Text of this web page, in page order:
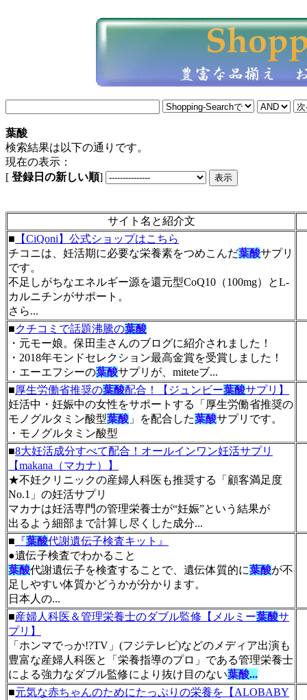
葉酸
検索結果は以下の通りです。
現在の表示：
[ 登録日の新しい順]
サイト名と紹介文
■ 【CiQoni】公式ショップはこちら
チコニは、妊活期に必要な栄養素をつめこんだ葉酸サプリ
です。
不足しがちなエネルギー源を還元型CoQ10（100mg）とL-
カルニチンがサポート。
さら...
■クチコミで話題沸騰の葉酸
・元モー娘。保田圭さんのブログに紹介されました！
・2018年モンドセレクション最高金賞を受賞しました！
・エーエフシーの葉酸サプリが、miteteブ...
■厚生労働省推奨の葉酸配合！【ジュンビー葉酸サプリ】
妊活中・妊娠中の女性をサポートする「厚生労働省推奨の
モノグルタミン酸型葉酸 」を配合した葉酸サプリです。
・モノグルタミン酸型
■8大妊活成分すべて配合！オールインワン妊活サプリ
【makana（マカナ）】
★不妊クリニックの産婦人科医も推奨する「顧客満足度
No.1」の妊活サプリ
マカナは妊活専門の管理栄養士が“妊娠”という結果が
出るよう細部まで計算し尽くした成分...
■ 『葉酸代謝遺伝子検査キット』
●遺伝子検査でわかること
葉酸代謝遺伝子を検査することで、遺伝体質的に葉酸が不
足しやすい体質かどうかが分かります。
日本人の...
■産婦人科医＆管理栄養士のダブル監修【メルミー葉酸サ
プリ】
「ホンマでっか!?TV」(フジテレビ)などのメディア出演も
豊富な産婦人科医と「栄養指導のプロ」である管理栄養士
による強力なダブル監修により抜け目のない葉酸...
■元気な赤ちゃんのためにたっぷりの栄養を【ALOBABY